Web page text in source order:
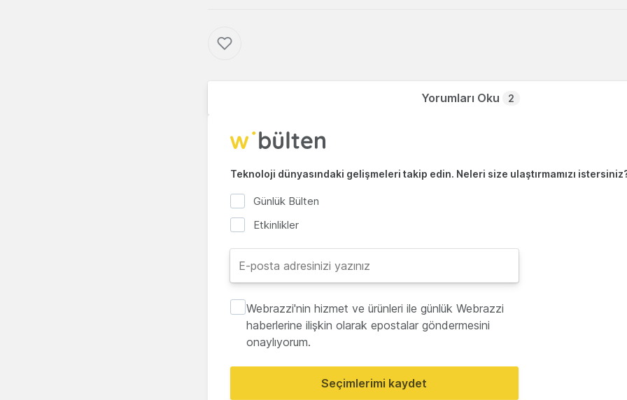
Yorumları Oku 2
Teknoloji dünyasındaki gelişmeleri takip edin. Neleri size ulaştırmamızı
Günlük Bülten
Etkinlikler
Webrazzi'nin hizmet ve ürünleri ile günlük Webrazzi
haberlerine ilişkin olarak epostalar göndermesini
onaylıyorum.
Seçimlerimi kaydet